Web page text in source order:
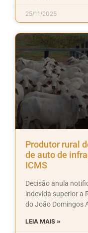
25/11/2025
Produtor rural
de auto de
ICMS
Decisão anula
indevida superior a
do João Domingos
LEIA MAIS »